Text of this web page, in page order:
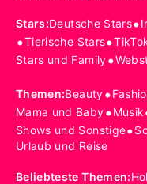
Stars:Deutsche Stars•
•Tierische Stars•
Stars und Family•
Themen:Beauty•
Mama und Baby•Musik
Shows und Sonstige•
Urlaub und Reise
Beliebteste Themen: